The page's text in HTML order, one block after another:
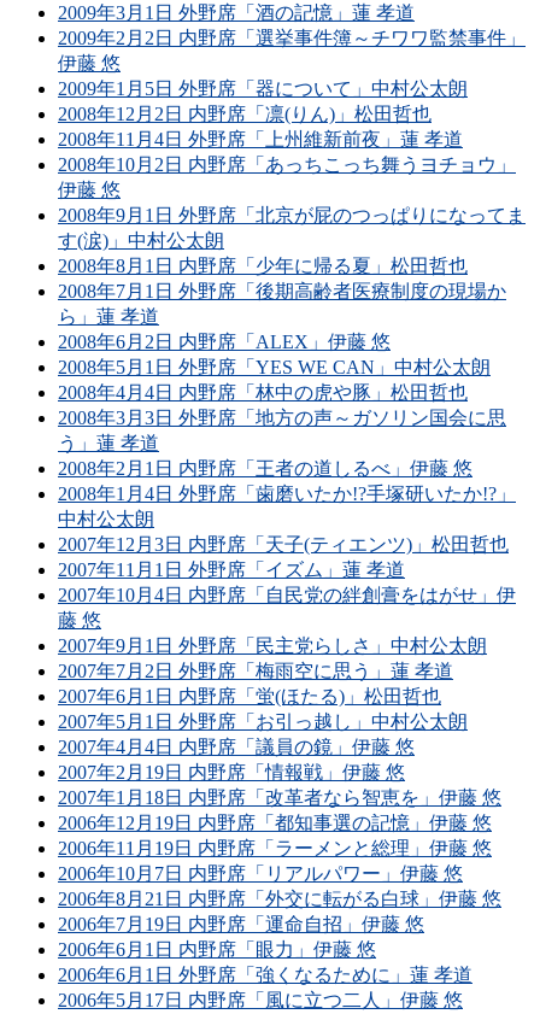
2009年3月1日 外野席「酒の記憶」蓮 孝道
2009年2月2日 内野席「選挙事件簿～チワワ監禁事件」
伊藤 悠
2009年1月5日 外野席「器について」中村公太朗
2008年12月2日 内野席「凛(りん)」松田哲也
2008年11月4日 外野席「上州維新前夜」蓮 孝道
2008年10月2日 内野席「あっちこっち舞うヨチョウ」
伊藤 悠
2008年9月1日 外野席「北京が屁のつっぱりになってま
す(涙)」中村公太朗
2008年8月1日 内野席「少年に帰る夏」松田哲也
2008年7月1日 外野席「後期高齢者医療制度の現場か
ら」蓮 孝道
2008年6月2日 内野席「ALEX」伊藤 悠
2008年5月1日 外野席「YES WE CAN」中村公太朗
2008年4月4日 内野席「林中の虎や豚」松田哲也
2008年3月3日 外野席「地方の声～ガソリン国会に思
う」蓮 孝道
2008年2月1日 内野席「王者の道しるべ」伊藤 悠
2008年1月4日 外野席「歯磨いたか!?手塚研いたか!?」
中村公太朗
2007年12月3日 内野席「天子(ティエンツ)」松田哲也
2007年11月1日 外野席「イズム」蓮 孝道
2007年10月4日 内野席「自民党の絆創膏をはがせ」伊
藤 悠
2007年9月1日 外野席「民主党らしさ」中村公太朗
2007年7月2日 外野席「梅雨空に思う」蓮 孝道
2007年6月1日 内野席「蛍(ほたる)」松田哲也
2007年5月1日 外野席「お引っ越し」中村公太朗
2007年4月4日 内野席「議員の鏡」伊藤 悠
2007年2月19日 内野席「情報戦」伊藤 悠
2007年1月18日 内野席「改革者なら智恵を」伊藤 悠
2006年12月19日 内野席「都知事選の記憶」伊藤 悠
2006年11月19日 内野席「ラーメンと総理」伊藤 悠
2006年10月7日 内野席「リアルパワー」伊藤 悠
2006年8月21日 内野席「外交に転がる白球」伊藤 悠
2006年7月19日 内野席「運命自招」伊藤 悠
2006年6月1日 内野席「眼力」伊藤 悠
2006年6月1日 外野席「強くなるために」蓮 孝道
2006年5月17日 内野席「風に立つ二人」伊藤 悠